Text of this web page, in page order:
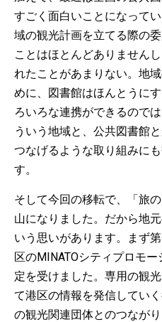
すごく面白いことになって
域の観光計画を立てる際の
ことはほとんどありません
れたことがあまりない。地
めに、図書館はほんとうに
ろいろな連携ができるので
ういう地域と、公共図書館
つなげるような取り組みに
す。
そして今回の移転で、「旅
山になりました。だから地
いう思いがあります。まず
区のMINATOシティプロモ
定を受けました。専用の観
て港区の情報を発信してい
の観光関連団体とのつなが